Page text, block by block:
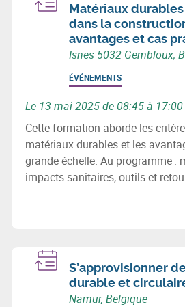
Matériaux
dans la
avantages et cas
Isnes 5032 Gembloux,
ÉVÉNEMENTS
Le 13 mai 2025 de 08:45 à 17:00
Cette formation aborde les
matériaux durables et les
grande échelle. Au programme :
impacts sanitaires, outils et
S’approvisionner
durable et
Namur, Belgique